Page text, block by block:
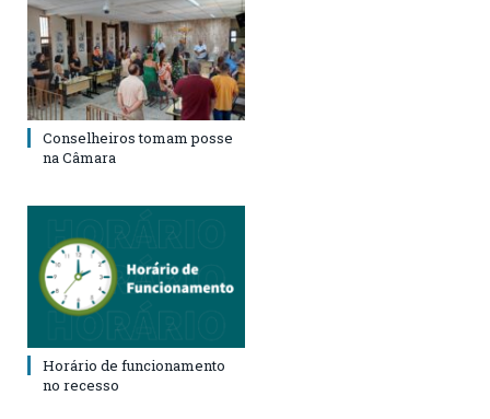
Conselheiros tomam posse
na Câmara
Horário de funcionamento
no recesso